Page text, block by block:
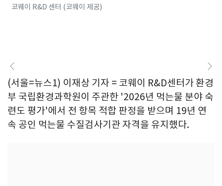
코웨이 R&D 센터 (코웨이 제공)
(서울=뉴스1) 이재상 기자 = 코웨이 R&D센터가 환경
부 국립환경과학원이 주관한 '2026년 먹는물 분야 숙
련도 평가'에서 전 항목 적합 판정을 받으며 19년 연
속 공인 먹는물 수질검사기관 자격을 유지했다.